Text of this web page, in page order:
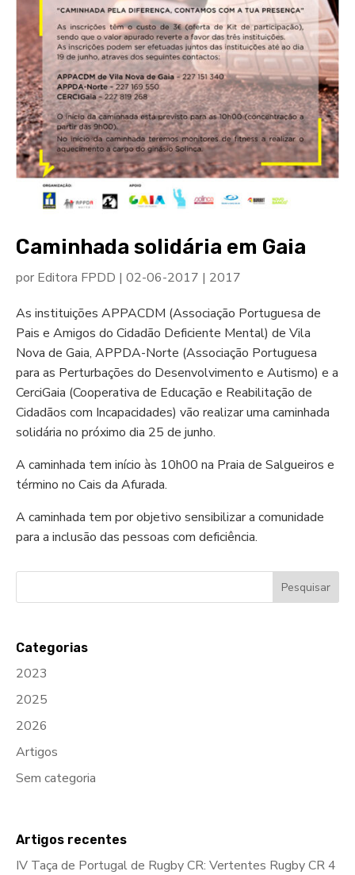
Caminhada solidária em Gaia
por Editora FPDD | 02-06-2017 | 2017
As instituições APPACDM (Associação Portuguesa de
Pais e Amigos do Cidadão Deficiente Mental) de Vila
Nova de Gaia, APPDA-Norte (Associação Portuguesa
para as Perturbações do Desenvolvimento e Autismo) e a
CerciGaia (Cooperativa de Educação e Reabilitação de
Cidadãos com Incapacidades) vão realizar uma caminhada
solidária no próximo dia 25 de junho.
A caminhada tem início às 10h00 na Praia de Salgueiros e
término no Cais da Afurada.
A caminhada tem por objetivo sensibilizar a comunidade
para a inclusão das pessoas com deficiência.
Categorias
2023
2025
2026
Artigos
Sem categoria
Artigos recentes
IV Taça de Portugal de Rugby CR: Vertentes Rugby CR 4